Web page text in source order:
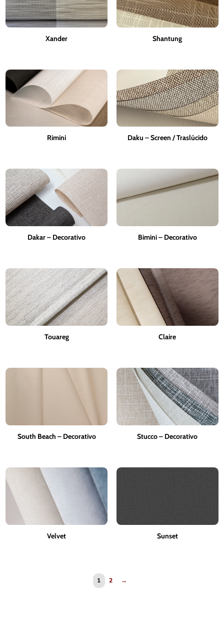
Xander Shantung
Rimini Daku – Screen / Traslúcido
Dakar – Decorativo Bimini – Decorativo
Touareg Claire
South Beach – Decorativo Stucco – Decorativo
Velvet Sunset
1 2 →